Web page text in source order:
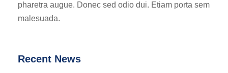
pharetra augue. Donec sed odio dui. Etiam porta sem
malesuada.
Recent News